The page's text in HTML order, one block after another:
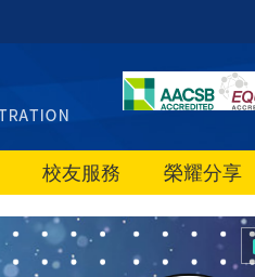
校友服務 榮耀分享